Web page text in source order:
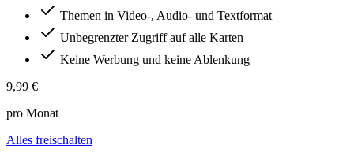
Themen in Video-, Audio- und Textformat
Unbegrenzter Zugriff auf alle Karten
Keine Werbung und keine Ablenkung
9,99 €
pro Monat
Alles freischalten